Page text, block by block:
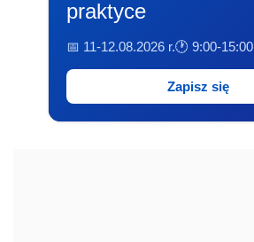
praktyce
📅 11-12.08.2026 r.🕐 9:00-15:00
Zapisz się